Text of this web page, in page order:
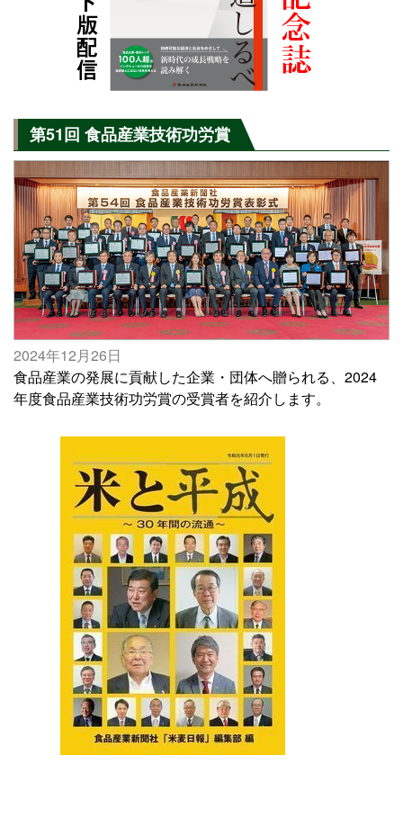
第51回 食品産業技術功労賞
2024年12月26日
食品産業の発展に貢献した企業・団体へ贈られる、2024
年度食品産業技術功労賞の受賞者を紹介します。